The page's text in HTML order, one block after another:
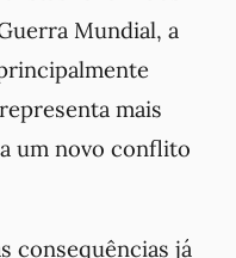
Mundial, a
mais
um novo conflito
consequências já